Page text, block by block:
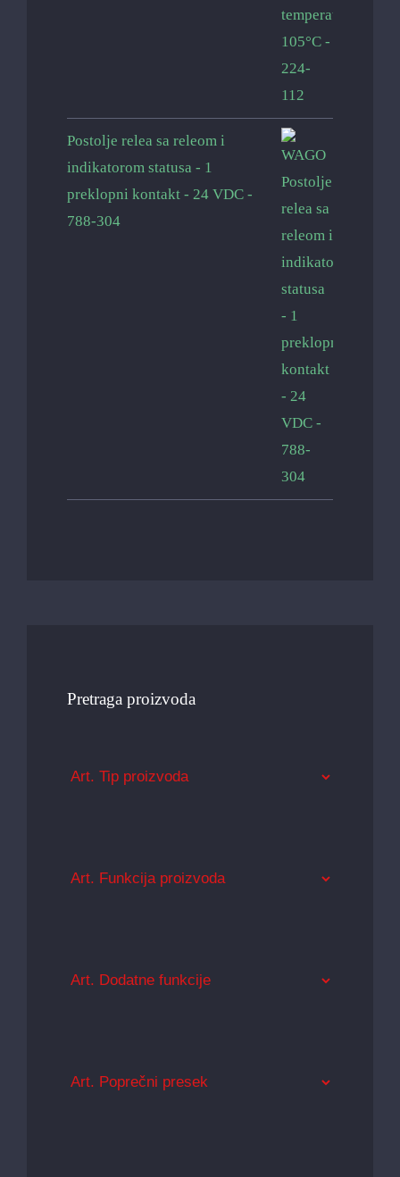
Postolje relea sa releom i
indikatorom statusa - 1
preklopni kontakt - 24 VDC -
788-304
Pretraga proizvoda